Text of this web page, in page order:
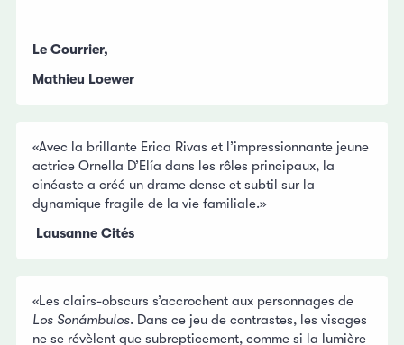
Le Courrier,
Mathieu Loewer
«Avec la brillante Erica Rivas et l’impressionnante jeune
actrice Ornella D’Elía dans les rôles principaux, la
cinéaste a créé un drame dense et subtil sur la
dynamique fragile de la vie familiale.»
Lausanne Cités
«Les clairs-obscurs s’accrochent aux personnages de
Los Sonámbulos. Dans ce jeu de contrastes, les visages
ne se révèlent que subrepticement, comme si la lumière